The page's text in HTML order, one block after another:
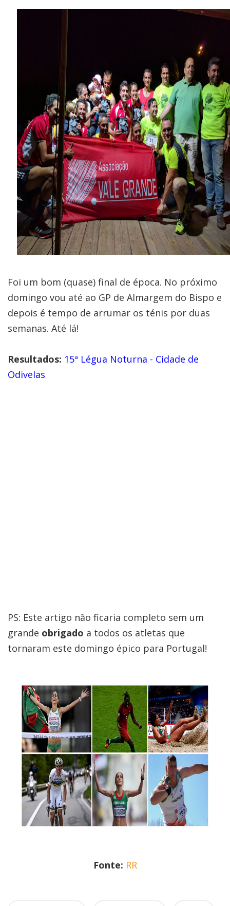
Foi um bom (quase) final de época. No próximo
domingo vou até ao GP de Almargem do Bispo e
depois é tempo de arrumar os ténis por duas
semanas. Até lá!
Resultados: 15ª Légua Noturna - Cidade de
Odivelas
PS: Este artigo não ficaria completo sem um
grande obrigado a todos os atletas que
tornaram este domingo épico para Portugal!
Fonte: RR